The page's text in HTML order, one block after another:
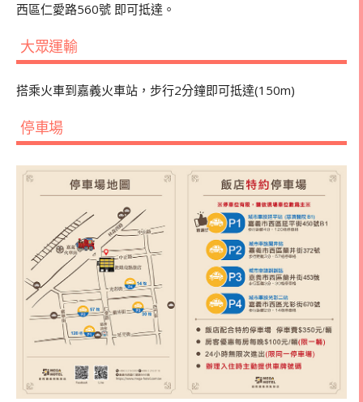
西區仁愛路560號 即可抵達。
大眾運輸
搭乘火車到嘉義火車站，步行2分鐘即可抵達(150m)
停車場